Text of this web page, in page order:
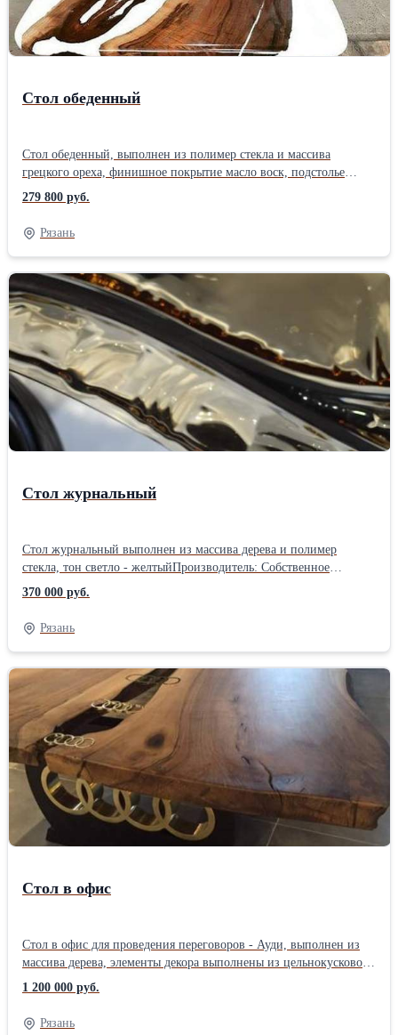
Стол обеденный
Стол обеденный, выполнен из полимер стекла и массива
грецкого ореха, финишное покрытие масло воск, подстолье
металл. размер 2000Х900Х790, столешница сложной формы
(3Д).Производитель: Собственное производство
279 800 руб.
Рязань
Стол журнальный
Стол журнальный выполнен из массива дерева и полимер
стекла, тон светло - желтыйПроизводитель: Собственное
производство Длина: 160 см Ширина: 75 см Высота: 45 см Вес:
35 кг
370 000 руб.
Рязань
Стол в офис
Стол в офис для проведения переговоров - Ауди, выполнен из
массива дерева, элементы декора выполнены из цельнокусковой
латуни, подстолье изготовлено комбинация металлов латунь -
сталь.Производитель: Собственное производство Длина: 300 см
Ширина: 110 см Высота: 80 см Вес: 300 кг
1 200 000 руб.
Рязань